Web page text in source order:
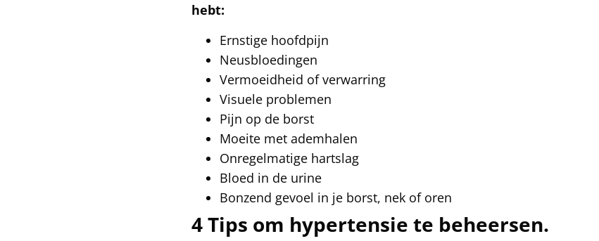
hebt:
Ernstige hoofdpijn
Neusbloedingen
Vermoeidheid of verwarring
Visuele problemen
Pijn op de borst
Moeite met ademhalen
Onregelmatige hartslag
Bloed in de urine
Bonzend gevoel in je borst, nek of oren
4 Tips om hypertensie te beheersen.